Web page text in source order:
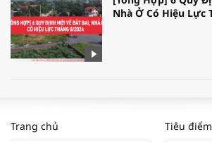
Nhà Ở Có Hiệu Lực
NAM NĂM 2024 VÀ
ĐẬP THỊ TRƯỜNG
Trang chủ Tiêu điểm